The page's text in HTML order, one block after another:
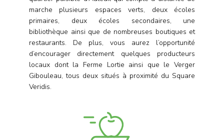
marche plusieurs espaces verts, deux écoles
primaires, deux écoles secondaires, une
bibliothèque ainsi que de nombreuses boutiques et
restaurants. De plus, vous aurez l’opportunité
d’encourager directement quelques producteurs
locaux dont la Ferme Lortie ainsi que le Verger
Gibouleau, tous deux situés à proximité du Square
Veridis.